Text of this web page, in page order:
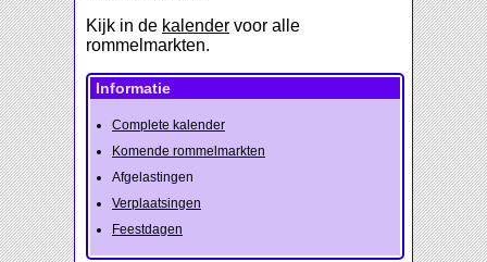
Kijk in de kalender voor alle
rommelmarkten.
Informatie
Complete kalender
Komende rommelmarkten
Afgelastingen
Verplaatsingen
Feestdagen